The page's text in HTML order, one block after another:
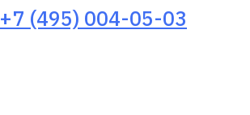
+7 (495) 004-05-03